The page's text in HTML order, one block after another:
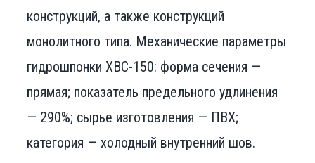
конструкций, а также конструкций
монолитного типа. Механические параметры
гидрошпонки ХВС-150: форма сечения —
прямая; показатель предельного удлинения
— 290%; сырье изготовления — ПВХ;
категория — холодный внутренний шов.